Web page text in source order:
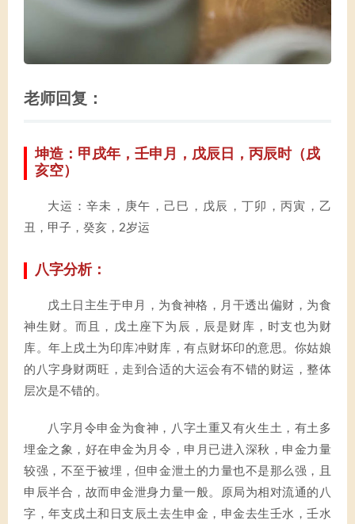
老师回复：
坤造：甲戌年，壬申月，戊辰日，丙辰时（戌
亥空）
大运：辛未，庚午，己巳，戊辰，丁卯，丙寅，乙
丑，甲子，癸亥，2岁运
八字分析：
戊土日主生于申月，为食神格，月干透出偏财，为食
神生财。而且，戊土座下为辰，辰是财库，时支也为财
库。年上戌土为印库冲财库，有点财坏印的意思。你姑娘
的八字身财两旺，走到合适的大运会有不错的财运，整体
层次是不错的。
八字月令申金为食神，八字土重又有火生土，有土多
埋金之象，好在申金为月令，申月已进入深秋，申金力量
较强，不至于被埋，但申金泄土的力量也不是那么强，且
申辰半合，故而申金泄身力量一般。原局为相对流通的八
字，年支戌土和日支辰土去生申金，申金去生壬水，壬水